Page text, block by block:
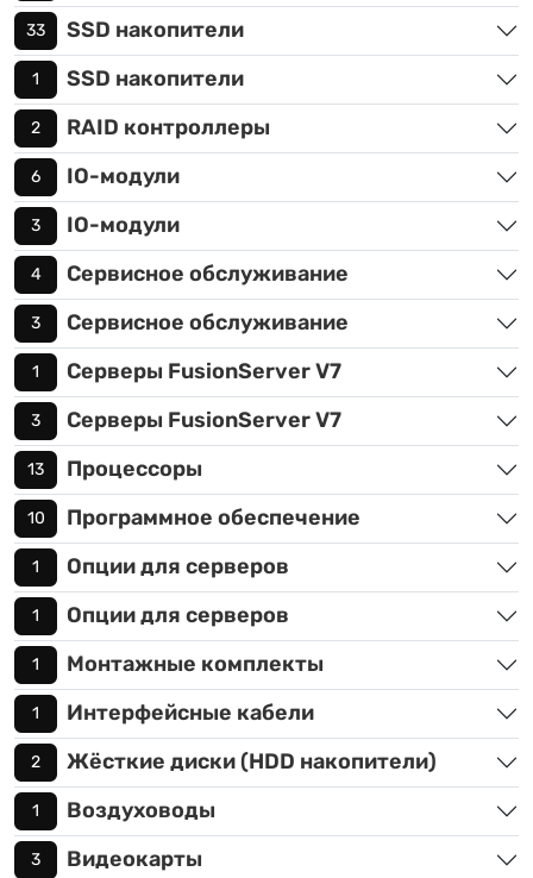
33 SSD накопители
1 SSD накопители
2 RAID контроллеры
6 IO-модули
3 IO-модули
4 Сервисное обслуживание
3 Сервисное обслуживание
1 Серверы FusionServer V7
3 Серверы FusionServer V7
13 Процессоры
10 Программное обеспечение
1 Опции для серверов
1 Опции для серверов
1 Монтажные комплекты
1 Интерфейсные кабели
2 Жёсткие диски (HDD накопители)
1 Воздуховоды
3 Видеокарты